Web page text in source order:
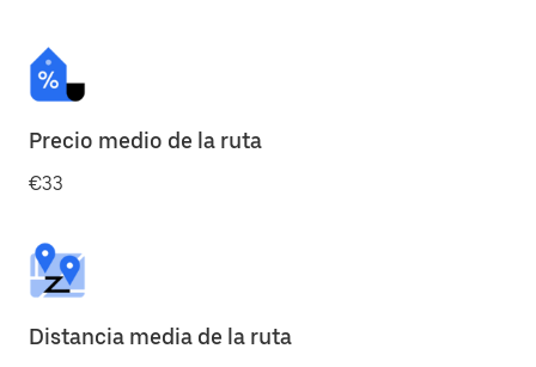
Precio medio de la ruta
€33
Distancia media de la ruta